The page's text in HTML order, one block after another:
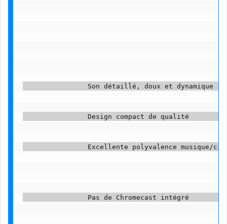
Son détaillé, doux et
Design compact de
Excellente polyvalence
Pas de Chromecast